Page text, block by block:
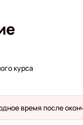
курса
время после